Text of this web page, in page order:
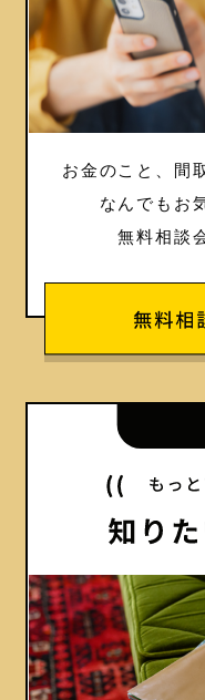
お金のこと、間
なんでもお
無料相談